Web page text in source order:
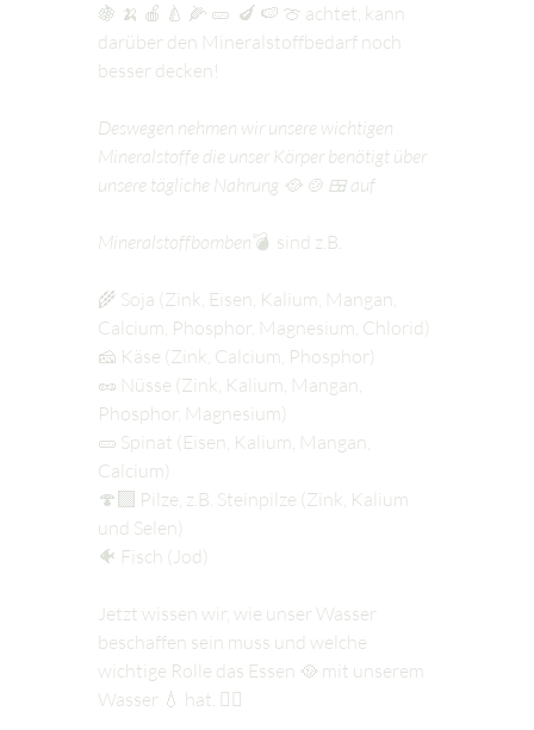
🍇 🍌 🍎 🍐 🌽 🥒  🍆 🍉 🍈 achtet, kann
darüber den Mineralstoffbedarf noch
besser decken!
Deswegen nehmen wir unsere wichtigen
Mineralstoffe die unser Körper benötigt über
unsere tägliche Nahrung 🥘 🍲 🍱 auf
Mineralstoffbomben💣  sind z.B.
🌾 Soja (Zink, Eisen, Kalium, Mangan,
Calcium, Phosphor, Magnesium, Chlorid)
🧀 Käse (Zink, Calcium, Phosphor)
🥜 Nüsse (Zink, Kalium, Mangan,
Phosphor, Magnesium)
🥒 Spinat (Eisen, Kalium, Mangan,
Calcium)
🍄‍🟫 Pilze, z.B. Steinpilze (Zink, Kalium
und Selen)
🐠 Fisch (Jod)
Jetzt wissen wir, wie unser Wasser
beschaffen sein muss und welche
wichtige Rolle das Essen 🥘 mit unserem
Wasser 💧 hat. 👍🏻